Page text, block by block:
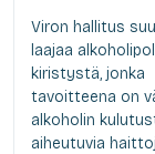
Viron hallitus
laajaa
kiristystä, jonka
tavoitteena on
alkoholin
aiheutuvia